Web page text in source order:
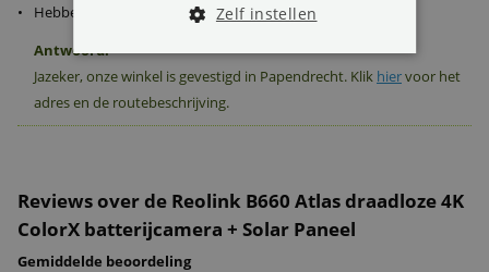
•
Hebben jullie een winkel?
Antwoord:
Jazeker, onze winkel is gevestigd in Papendrecht. Klik hiervoor het
adres en de routebeschrijving.
Reviews over de Reolink B660 Atlas draadloze 4K
ColorX batterijcamera + Solar Paneel
Gemiddelde beoordeling
Zelf instellen